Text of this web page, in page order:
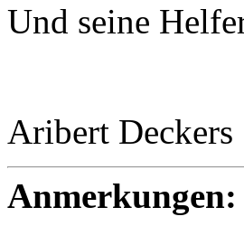
Und seine
Aribert Deckers
Anmerkungen: